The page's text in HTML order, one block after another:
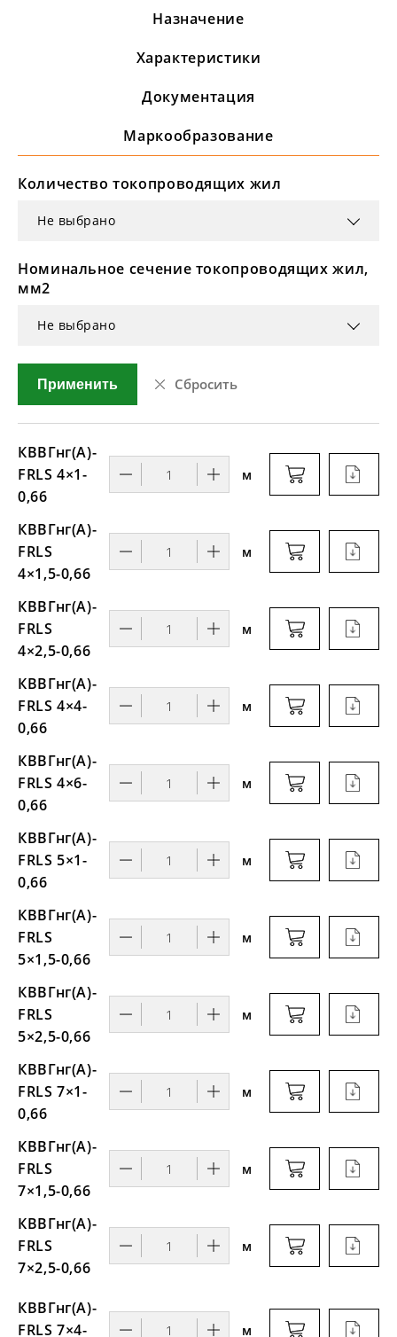
Назначение
Характеристики
Документация
Маркообразование
Количество токопроводящих жил
Не выбрано
Номинальное сечение токопроводящих жил,
мм2
Не выбрано
Применить Сбросить
КВВГнг(А)-
FRLS 4×1-
0,66
м
КВВГнг(А)-
FRLS
4×1,5-0,66
м
КВВГнг(А)-
FRLS
4×2,5-0,66
м
КВВГнг(А)-
FRLS 4×4-
0,66
м
КВВГнг(А)-
FRLS 4×6-
0,66
м
КВВГнг(А)-
FRLS 5×1-
0,66
м
КВВГнг(А)-
FRLS
5×1,5-0,66
м
КВВГнг(А)-
FRLS
5×2,5-0,66
м
КВВГнг(А)-
FRLS 7×1-
0,66
м
КВВГнг(А)-
FRLS
7×1,5-0,66
м
КВВГнг(А)-
FRLS
7×2,5-0,66
м
КВВГнг(А)-
FRLS 7×4-
м